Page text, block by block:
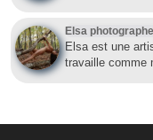
Elsa
Elsa est une
travaille comme